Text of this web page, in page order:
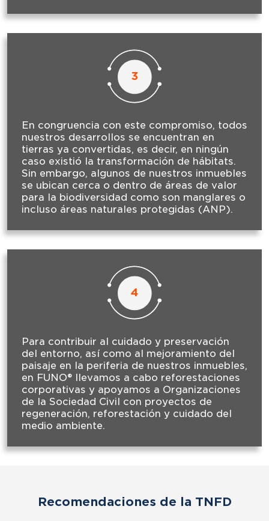
3
En congruencia con este compromiso, todos
nuestros desarrollos se encuentran en
tierras ya convertidas, es decir, en ningún
caso existió la transformación de hábitats.
Sin embargo, algunos de nuestros inmuebles
se ubican cerca o dentro de áreas de valor
para la biodiversidad como son manglares o
incluso áreas naturales protegidas (ANP).
4
Para contribuir al cuidado y preservación
del entorno, así como al mejoramiento del
paisaje en la periferia de nuestros inmuebles,
en FUNO® llevamos a cabo reforestaciones
corporativas y apoyamos a Organizaciones
de la Sociedad Civil con proyectos de
regeneración, reforestación y cuidado del
medio ambiente.
Recomendaciones de la TNFD